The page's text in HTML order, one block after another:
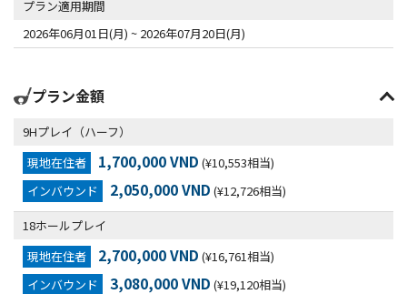
プラン適用期間
2026年06月01日(月) ~ 2026年07月20日(月)
プラン金額
9Hプレイ（ハーフ）
現地在住者
1,700,000 VND (¥10,553相当)
インバウンド
2,050,000 VND (¥12,726相当)
18ホールプレイ
現地在住者
2,700,000 VND (¥16,761相当)
インバウンド
3,080,000 VND (¥19,120相当)